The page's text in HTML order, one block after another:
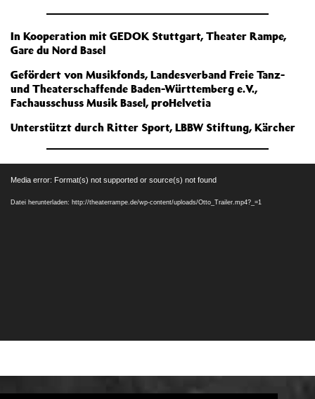
In Kooperation mit GEDOK Stuttgart, Theater Rampe,
Gare du Nord Basel
Gefördert von Musikfonds, Landesverband Freie Tanz-
und Theaterschaffende Baden-Württemberg e.V.,
Fachausschuss Musik Basel, proHelvetia
Unterstützt durch Ritter Sport, LBBW Stiftung, Kärcher
Player
Media error: Format(s) not supported or source(s) not found
Datei herunterladen: http://theaterrampe.de/wp-content/uploads/Otto_Trailer.mp4?_=1